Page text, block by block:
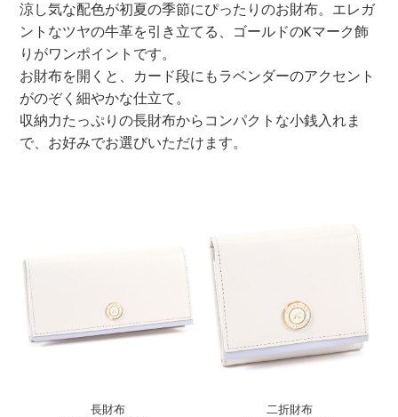
涼し気な配色が初夏の季節にぴったりのお財布。エレガ
ントなツヤの牛革を引き立てる、ゴールドのKマーク飾
りがワンポイントです。
お財布を開くと、カード段にもラベンダーのアクセント
がのぞく細やかな仕立て。
収納力たっぷりの長財布からコンパクトな小銭入れま
で、お好みでお選びいただけます。
長財布
二折財布